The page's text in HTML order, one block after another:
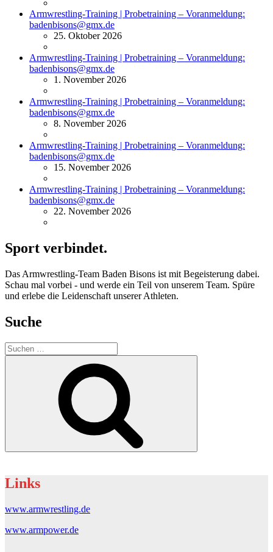
Armwrestling-Training | Probetraining – Voranmeldung:
badenbisons@gmx.de
25. Oktober 2026
Armwrestling-Training | Probetraining – Voranmeldung:
badenbisons@gmx.de
1. November 2026
Armwrestling-Training | Probetraining – Voranmeldung:
badenbisons@gmx.de
8. November 2026
Armwrestling-Training | Probetraining – Voranmeldung:
badenbisons@gmx.de
15. November 2026
Armwrestling-Training | Probetraining – Voranmeldung:
badenbisons@gmx.de
22. November 2026
Sport verbindet.
Das Armwrestling-Team Baden Bisons ist mit Begeisterung dabei.
Schau mal vorbei - und werde ein Teil von unserem Team. Spüre
und erlebe die Leidenschaft unserer Athleten.
Suche
Suchen
nach:
Links
www.armwrestling.de
www.armpower.de